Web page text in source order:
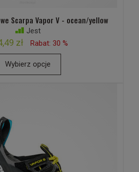
Scarpa Vapor V - ocean/yellow
Jest
zł Rabat: 30 %
Wybierz opcje